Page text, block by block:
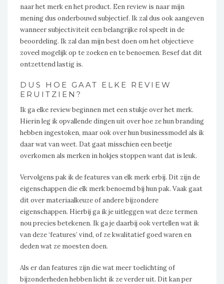
naar het merk en het product. Een review is naar mijn
mening dus onderbouwd subjectief. Ik zal dus ook aangeven
wanneer subjectiviteit een belangrijke rol speelt in de
beoordeling. Ik zal dan mijn best doen om het objectieve
zoveel mogelijk op te zoeken en te benoemen. Besef dat dit
ontzettend lastig is.
DUS HOE GAAT ELKE REVIEW
ERUITZIEN?
Ik ga elke review beginnen met een stukje over het merk.
Hierin leg ik opvallende dingen uit over hoe ze hun branding
hebben ingestoken, maar ook over hun businessmodel als ik
daar wat van weet. Dat gaat misschien een beetje
overkomen als merken in hokjes stoppen want dat is leuk.
Vervolgens pak ik de features van elk merk erbij. Dit zijn de
eigenschappen die elk merk benoemd bij hun pak. Vaak gaat
dit over materiaalkeuze of andere bijzondere
eigenschappen. Hierbij ga ik je uitleggen wat deze termen
nou precies betekenen. Ik ga je daarbij ook vertellen wat ik
van deze ‘features’ vind, of ze kwalitatief goed waren en
deden wat ze moesten doen.
Als er dan features zijn die wat meer toelichting of
bijzonderheden hebben licht ik ze verder uit. Dit kan per